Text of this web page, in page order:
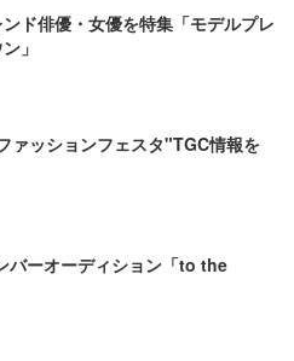
ド俳優・女優を特集「モデルプレ
」
ァッションフェスタ"TGC情報を
バーオーディション「to the